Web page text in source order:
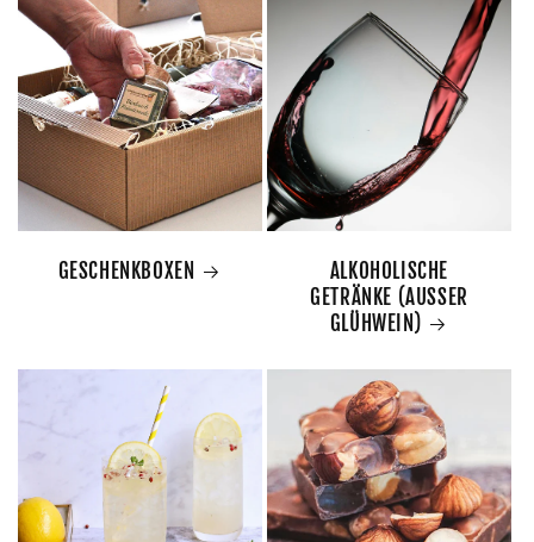
GESCHENKBOXEN
ALKOHOLISCHE
GETRÄNKE (AUSSER
GLÜHWEIN)